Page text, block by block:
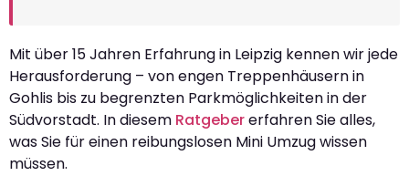
Mit über 15 Jahren Erfahrung in Leipzig kennen wir jede
Herausforderung – von engen Treppenhäusern in
Gohlis bis zu begrenzten Parkmöglichkeiten in der
Südvorstadt. In diesem Ratgebererfahren Sie alles,
was Sie für einen reibungslosen Mini Umzug wissen
müssen.